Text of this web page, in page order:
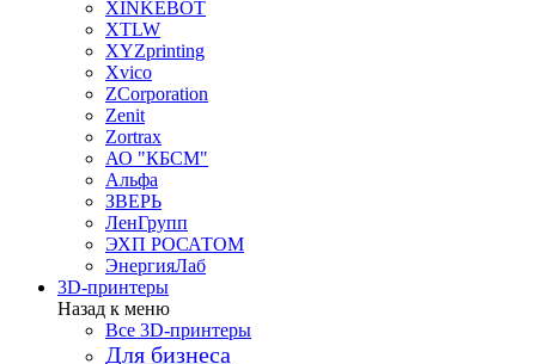
XINKEBOT
XTLW
XYZprinting
Xvico
ZCorporation
Zenit
Zortrax
АО "КБСМ"
Альфа
ЗВЕРЬ
ЛенГрупп
ЭХП РОСАТОМ
ЭнергияЛаб
3D-принтеры
Назад к меню
Все 3D-принтеры
Для бизнеса